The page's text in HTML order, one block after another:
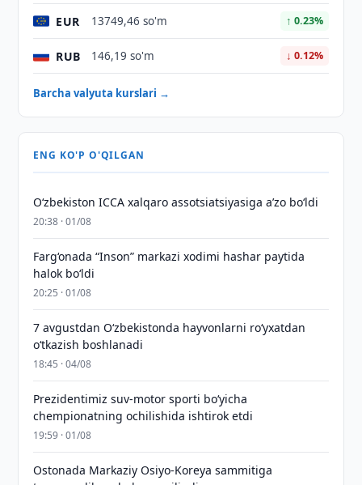
EUR 13749,46 so'm ↑ 0.23%
RUB 146,19 so'm ↓ 0.12%
Barcha valyuta kurslari →
ENG KO'P O'QILGAN
O‘zbekiston ICCA xalqaro assotsiatsiyasiga aʼzo bo‘ldi
20:38 · 01/08
Farg‘onada “Inson” markazi xodimi hashar paytida
halok bo‘ldi
20:25 · 01/08
7 avgustdan O‘zbekistonda hayvonlarni ro‘yxatdan
o‘tkazish boshlanadi
18:45 · 04/08
Prezidentimiz suv-motor sporti bo‘yicha
chempionatning ochilishida ishtirok etdi
19:59 · 01/08
Ostonada Markaziy Osiyo-Koreya sammitiga